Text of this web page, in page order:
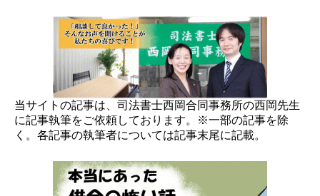
当サイトの記事は、司法書士西岡合同事務所の西岡先生
に記事執筆をご依頼しております。※一部の記事を除
く。各記事の執筆者については記事末尾に記載。